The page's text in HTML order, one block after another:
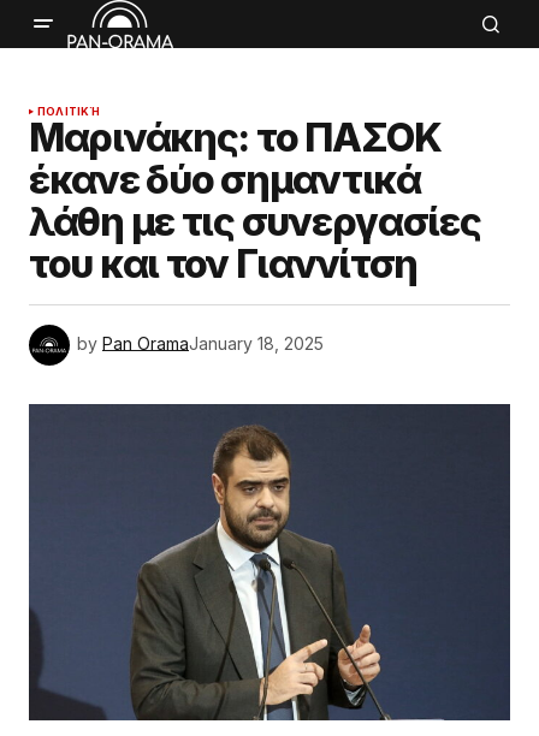
ΠΟΛΙΤΙΚΉ
Μαρινάκης: το ΠΑΣΟΚ
έκανε δύο σημαντικά
λάθη με τις συνεργασίες
του και τον Γιαννίτση
by Pan OramaJanuary 18, 2025